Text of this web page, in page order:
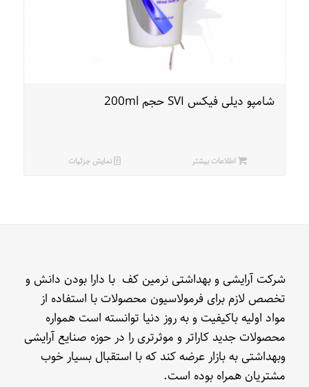
شامپو دیلی فیکس SVI حجم 200ml
اطلاعات بیشتر نمایش جزئیات
شرکت آرایشی و بهداشتی نرمین کف با دارا بودن دانش و
تخصص لازم برای فرمولاسیون محصولات با استفاده از
مواد اولیه باکیفیت و به روز دنیا توانسته است همواره
محصولات جدید کاراتر و موثرتری را در حوزه صنایع آرایشی
وبهداشتی به بازار عرضه کند که با استقبال بسیار خوب
مشتریان همراه بوده است.